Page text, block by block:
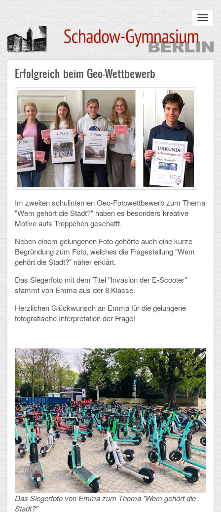
content
Main
navigation
STARTSEITE
UNSERE SCHULE
Infos zum Schulalltag
Was uns wichtig ist
Campus
Sanierung
Schulpartnerschaft
Historisches
Schulalbum
SCHULLEBEN
Kollegium
Schulleitung
Gesamtelternvertretung
Sekretariat
Ganztagsschule
Schulsozialarbeit
Berufsorientierung
Arbeitsgemeinschaften
Klima-Projekt
Elternchor
Erfolgreich beim Geo-Wettbewerb
Im zweiten schulinternen Geo-Fotowettbewerb zum Thema
"Wem gehört die Stadt?" haben es besonders kreative
Motive aufs Treppchen geschafft.
Neben einem gelungenen Foto gehörte auch eine kurze
Begründung zum Foto, welches die Fragestellung "Wem
gehört die Stadt?" näher erklärt.
Das Siegerfoto mit dem Titel "Invasion der E-Scooter"
stammt von Emma aus der 8.Klasse.
Herzlichen Glückwunsch an Emma für die gelungene
fotografische Interpretation der Frage!
Das Siegerfoto von Emma zum Thema "Wem gehört die
Stadt?"